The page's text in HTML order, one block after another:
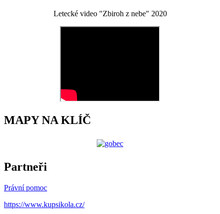
Letecké video "Zbiroh z nebe" 2020
MAPY NA KLÍČ
Partneři
Právní pomoc
https://www.kupsikola.cz/